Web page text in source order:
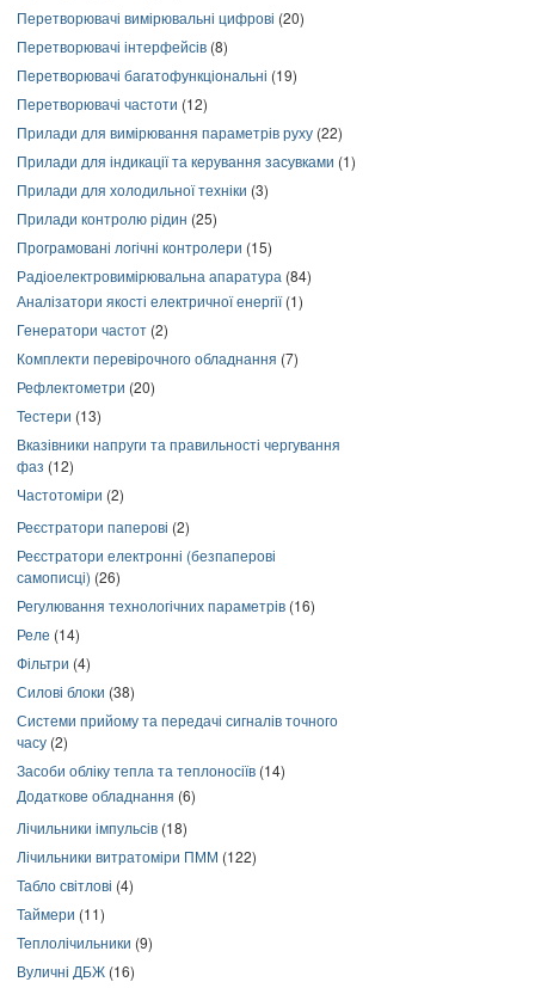
Перетворювачі вимірювальні цифрові (20)
Перетворювачі інтерфейсів (8)
Перетворювачі багатофункціональні (19)
Перетворювачі частоти (12)
Прилади для вимірювання параметрів руху (22)
Прилади для індикації та керування засувками (1)
Прилади для холодильної техніки (3)
Прилади контролю рідин (25)
Програмовані логічні контролери (15)
Радіоелектровимірювальна апаратура (84)
Аналізатори якості електричної енергії(1)
Генератори частот (2)
Комплекти перевірочного обладнання (7)
Рефлектометри (20)
Тестери (13)
Вказівники напруги та правильності чергування
фаз (12)
Частотоміри (2)
Реєстратори паперові (2)
Реєстратори електронні (безпаперові
самописці) (26)
Регулювання технологічних параметрів (16)
Реле (14)
Фільтри (4)
Силові блоки (38)
Системи прийому та передачі сигналів точного
часу (2)
Засоби обліку тепла та теплоносіїв (14)
Додаткове обладнання (6)
Лічильники імпульсів (18)
Лічильники витратоміри ПММ (122)
Табло світлові (4)
Таймери (11)
Теплолічильники (9)
Вуличні ДБЖ (16)